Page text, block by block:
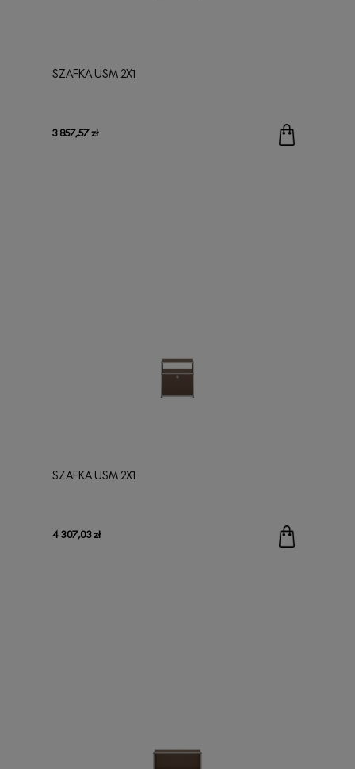
SZAFKA USM 2X1
3 857,57 zł
SZAFKA USM 2X1
4 307,03 zł